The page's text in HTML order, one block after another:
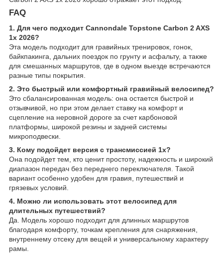
FAQ
1. Для чего подходит Cannondale Topstone Carbon 2 AXS
1x 2026?
Эта модель подходит для гравийных тренировок, гонок,
байкпакинга, дальних поездок по грунту и асфальту, а также
для смешанных маршрутов, где в одном выезде встречаются
разные типы покрытия.
2. Это быстрый или комфортный гравийный велосипед?
Это сбалансированная модель: она остается быстрой и
отзывчивой, но при этом делает ставку на комфорт и
сцепление на неровной дороге за счет карбоновой
платформы, широкой резины и задней системы
микроподвески.
3. Кому подойдет версия с трансмиссией 1x?
Она подойдет тем, кто ценит простоту, надежность и широкий
диапазон передач без переднего переключателя. Такой
вариант особенно удобен для гравия, путешествий и
грязевых условий.
4. Можно ли использовать этот велосипед для
длительных путешествий?
Да. Модель хорошо подходит для длинных маршрутов
благодаря комфорту, точкам крепления для снаряжения,
внутреннему отсеку для вещей и универсальному характеру
рамы.